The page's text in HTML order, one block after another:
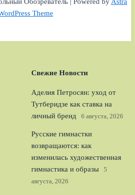
Обозреватель | Powered byAstra
Theme
Свежие Новости
Аделия Петросян: уход от
Тутберидзе как ставка на
личный бренд
6 августа, 2026
Русские гимнастки
возвращаются: как
изменилась художественная
гимнастика и образы
5
августа, 2026